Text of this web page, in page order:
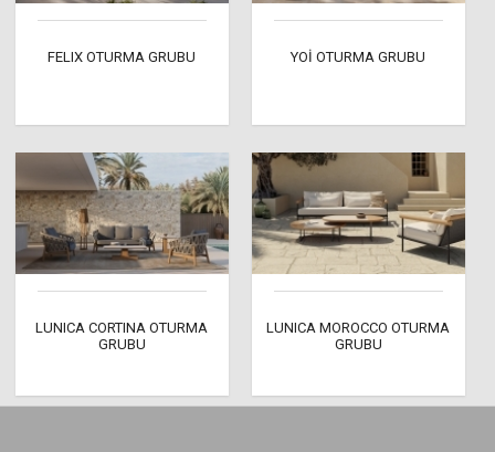
FELIX OTURMA GRUBU YOİ OTURMA GRUBU
LUNICA CORTINA OTURMA
GRUBU
LUNICA MOROCCO OTURMA
GRUBU